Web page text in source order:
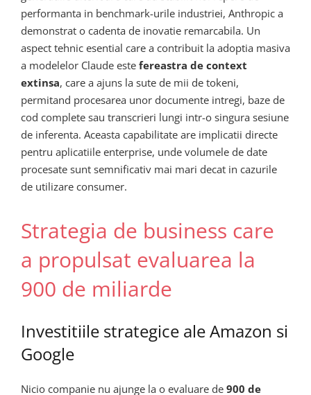
performanta in benchmark-urile industriei, Anthropic a
demonstrat o cadenta de inovatie remarcabila. Un
aspect tehnic esential care a contribuit la adoptia masiva
a modelelor Claude este fereastra de context
extinsa, care a ajuns la sute de mii de tokeni,
permitand procesarea unor documente intregi, baze de
cod complete sau transcrieri lungi intr-o singura sesiune
de inferenta. Aceasta capabilitate are implicatii directe
pentru aplicatiile enterprise, unde volumele de date
procesate sunt semnificativ mai mari decat in cazurile
de utilizare consumer.
Strategia de business care
a propulsat evaluarea la
900 de miliarde
Investitiile strategice ale Amazon si
Google
Nicio companie nu ajunge la o evaluare de 900 de